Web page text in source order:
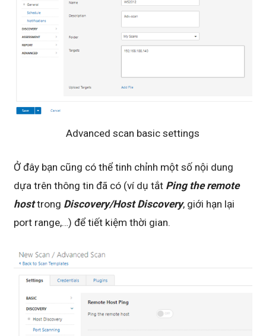
Advanced scan basic settings
Ở đây bạn cũng có thể tinh chỉnh một số nội dung
dựa trên thông tin đã có (ví dụ tắt Ping the remote
hosttrong Discovery/Host Discovery, giới hạn lại
port range,…) để tiết kiệm thời gian.